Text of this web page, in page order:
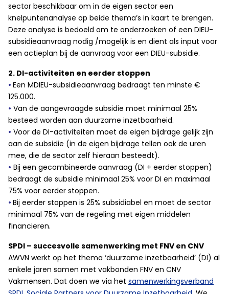
sector beschikbaar om in de eigen sector een
knelpuntenanalyse op beide thema’s in kaart te brengen.
Deze analyse is bedoeld om te onderzoeken of een DIEU-
subsidieaanvraag nodig /mogelijk is en dient als input voor
een actieplan bij de aanvraag voor een DIEU-subsidie.
2. DI-activiteiten en eerder stoppen
• Een MDIEU-subsidieaanvraag bedraagt ten minste €
125.000.
• Van de aangevraagde subsidie moet minimaal 25%
besteed worden aan duurzame inzetbaarheid.
• Voor de DI-activiteiten moet de eigen bijdrage gelijk zijn
aan de subsidie (in de eigen bijdrage tellen ook de uren
mee, die de sector zelf hieraan besteedt).
• Bij een gecombineerde aanvraag (DI + eerder stoppen)
bedraagt de subsidie minimaal 25% voor DI en maximaal
75% voor eerder stoppen.
• Bij eerder stoppen is 25% subsidiabel en moet de sector
minimaal 75% van de regeling met eigen middelen
financieren.
SPDI – succesvolle samenwerking met FNV en CNV
AWVN werkt op het thema ‘duurzame inzetbaarheid’ (DI) al
enkele jaren samen met vakbonden FNV en CNV
Vakmensen. Dat doen we via het samenwerkingsverband